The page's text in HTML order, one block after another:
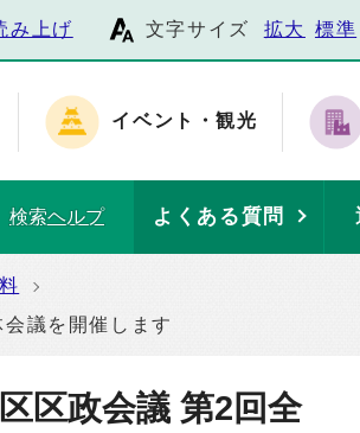
み上げ 文字サイズ 拡大 標準
イベント・観光
検索ヘルプ よくある質問
議を開催します
区政会議 第2回全